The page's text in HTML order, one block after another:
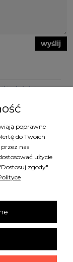
wyślij
poprawne
do Twoich
nas
użycie
zgody".